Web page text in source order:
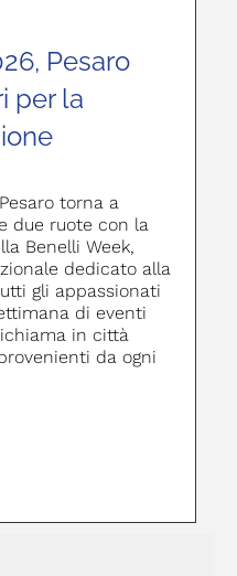
Pesaro
per la
torna a
due ruote con la
Benelli Week,
dedicato alla
gli appassionati
di eventi
in città
da ogni